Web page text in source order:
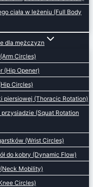
ciała w leżeniu (Full Body
dla mężczyzn
Circles)
(Hip Opener)
Circles)
piersiowej (Thoracic Rotation)
(Squat Rotation
(Wrist Circles)
do kobry (Dynamic Flow)
Mobility)
Circles)